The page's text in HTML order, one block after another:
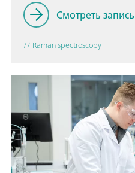
Смотреть запись
// Raman spectroscopy